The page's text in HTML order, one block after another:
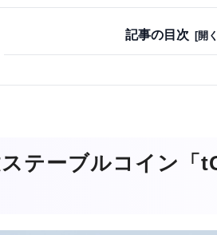
記事の目次
テーブルコイン「